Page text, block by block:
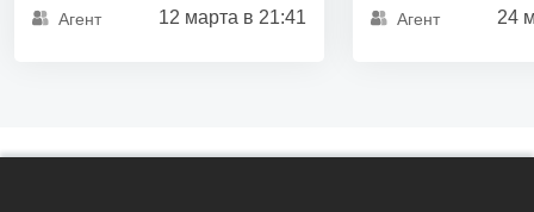
Агент 12 марта в 21:41 Агент 24